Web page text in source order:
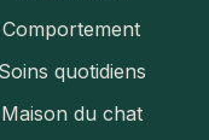
Comportement
Soins quotidiens
Maison du chat